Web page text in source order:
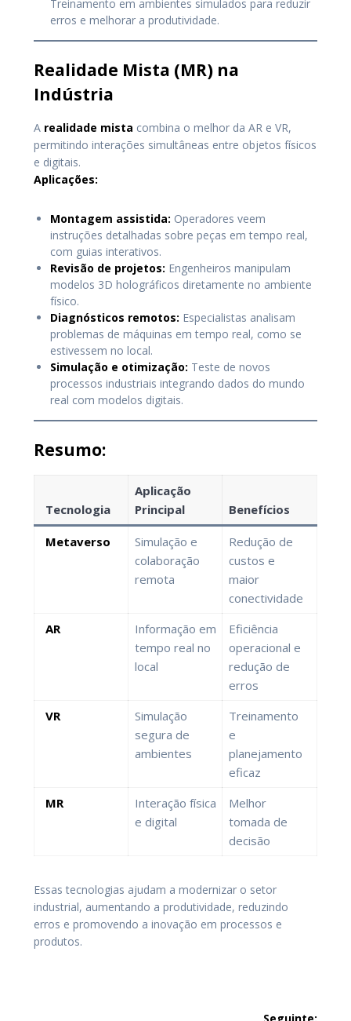
Treinamento em ambientes simulados para reduzir
erros e melhorar a produtividade.
Realidade Mista (MR) na
Indústria
A realidade mista combina o melhor da AR e VR,
permitindo interações simultâneas entre objetos físicos
e digitais.
Aplicações:
Montagem assistida: Operadores veem
instruções detalhadas sobre peças em tempo real,
com guias interativos.
Revisão de projetos: Engenheiros manipulam
modelos 3D holográficos diretamente no ambiente
físico.
Diagnósticos remotos: Especialistas analisam
problemas de máquinas em tempo real, como se
estivessem no local.
Simulação e otimização: Teste de novos
processos industriais integrando dados do mundo
real com modelos digitais.
Resumo:
Tecnologia
Aplicação
Principal
Benefícios
Metaverso
Simulação e
colaboração
remota
Redução de
custos e
maior
conectividade
AR
Informação em
tempo real no
local
Eficiência
operacional e
redução de
erros
VR
Simulação
segura de
ambientes
Treinamento
e
planejamento
eficaz
MR
Interação física
e digital
Melhor
tomada de
decisão
Essas tecnologias ajudam a modernizar o setor
industrial, aumentando a produtividade, reduzindo
erros e promovendo a inovação em processos e
produtos.